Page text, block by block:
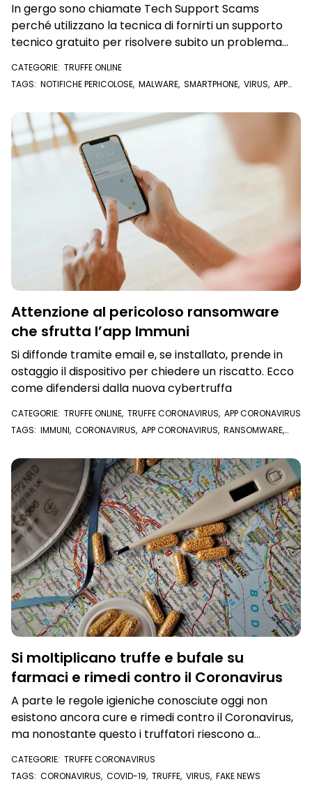
In gergo sono chiamate Tech Support Scams
perché utilizzano la tecnica di fornirti un supporto
tecnico gratuito per risolvere subito un problema
CATEGORIE: TRUFFE ONLINE
TAGS: NOTIFICHE PERICOLOSE, MALWARE, SMARTPHONE, VIRUS, APP
Attenzione al pericoloso ransomware
che sfrutta l’app Immuni
Si diffonde tramite email e, se installato, prende in
ostaggio il dispositivo per chiedere un riscatto. Ecco
come difendersi dalla nuova cybertruffa
CATEGORIE: TRUFFE ONLINE, TRUFFE CORONAVIRUS, APP CORONAVIRUS
TAGS: IMMUNI, CORONAVIRUS, APP CORONAVIRUS, RANSOMWARE,
Si moltiplicano truffe e bufale su
farmaci e rimedi contro il Coronavirus
A parte le regole igieniche conosciute oggi non
esistono ancora cure e rimedi contro il Coronavirus,
ma nonostante questo i truffatori riescono a
CATEGORIE: TRUFFE CORONAVIRUS
TAGS: CORONAVIRUS, COVID-19, TRUFFE, VIRUS, FAKE NEWS